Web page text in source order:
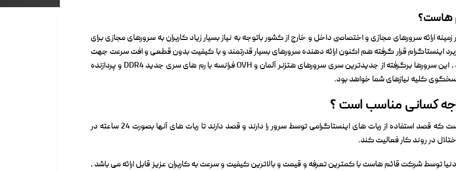
هاست؟
درخشان در زمینه ارائه سرورهای مجازی و اختصاصی داخل و خارج از کشور باتوجه به نیاز بسیار زیاد کاربران به سرورهای مجازی برای
اینستاگرام قرار گرفته هم اکنون ارائه دهنده سرورهای بسیار قدرتمند و با کیفیت بدون قطعی و افت سرعت جهت
استفاده ربات نینجاگرام برای کاربران می باشد ، این سرورها برگرفته از جدیدترین سری سرورهای هتزنر آلمان و OVH فرانسه با رم های سری جدید DDR4 و پردازنده
جه کسانی مناسب است ؟
سرور مجازی نینجاگرام برای افرادی مناسب است که قصد استفاده از ربات های اینستاگرامی توسط سرور را دارند و قصد دارند تا ربات های آنها بصورت 24 ساعته در
در روند کار فعالیت کند.
توسط شرکت قائم هاست با کمترین تعرفه و قیمت و بالاترین کیفیت و سرعت به کاربران عزیز قابل ارائه می باشد ،